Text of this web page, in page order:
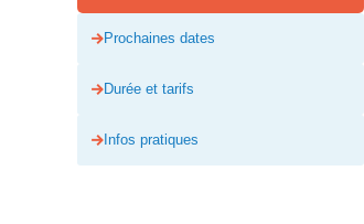
Prochaines dates
Durée et tarifs
Infos pratiques